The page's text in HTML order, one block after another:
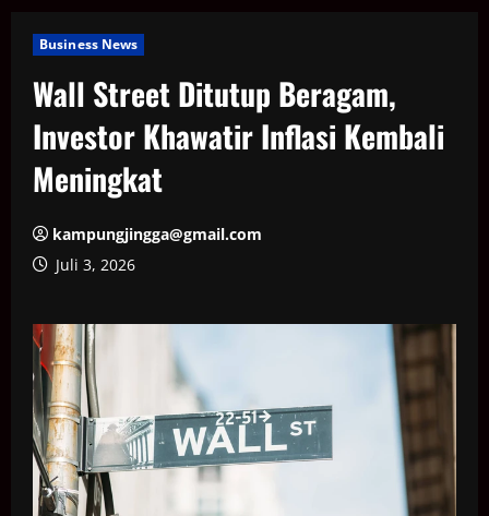
Business News
Wall Street Ditutup Beragam,
Investor Khawatir Inflasi Kembali
Meningkat
kampungjingga@gmail.com
Juli 3, 2026